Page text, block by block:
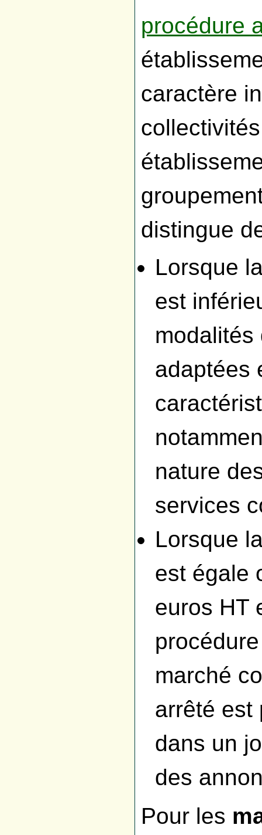
procédure
caractère
distingue
Lorsque
est
modalités
adaptées
nature
services
Lorsque
est égale
euros HT
marché
arrêté
dans un
des
Pour les